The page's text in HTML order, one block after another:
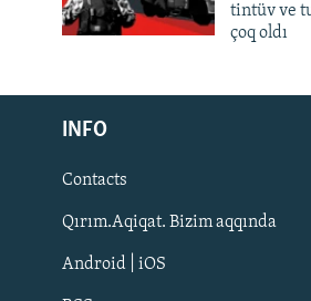
Русский
Українською
QOŞULIÑIZ!
tintüv ve
çoq oldı
INFO
Contacts
Qırım.Aqiqat. Bizim aqqında
Android | iOS